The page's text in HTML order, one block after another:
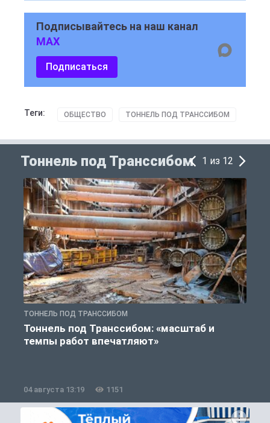
Подписывайтесь на наш канал
MAX
Подписаться
Теги: ОБЩЕСТВО ТОННЕЛЬ ПОД ТРАНССИБОМ
Тоннель под Транссибом 1 из 12
ТОННЕЛЬ ПОД ТРАНССИБОМ
Тоннель под Транссибом: «масштаб и
темпы работ впечатляют»
04 августа 13:19 1151